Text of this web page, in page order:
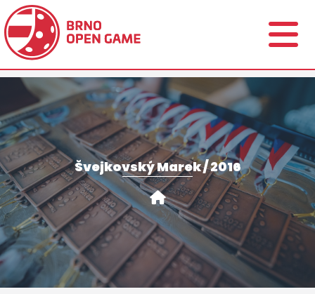
Švejkovský Marek / 2016